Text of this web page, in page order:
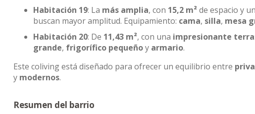
Habitación 19: La más amplia, con 15,2 m²de espacio y
buscan mayor amplitud. Equipamiento: cama, silla, mesa
Habitación 20: De 11,43 m², con una impresionante
grande, frigorífico pequeñoy armario.
Este coliving está diseñado para ofrecer un equilibrio entre
y modernos.
Resumen del barrio